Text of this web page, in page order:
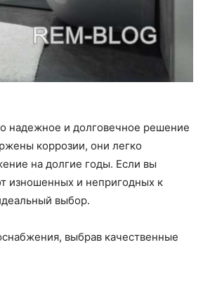
надежное и долговечное решение
коррозии, они легко
на долгие годы. Если вы
изношенных и непригодных к
выбор.
выбрав качественные